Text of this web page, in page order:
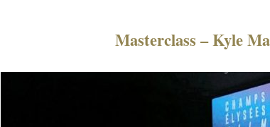
Masterclass – Kyle